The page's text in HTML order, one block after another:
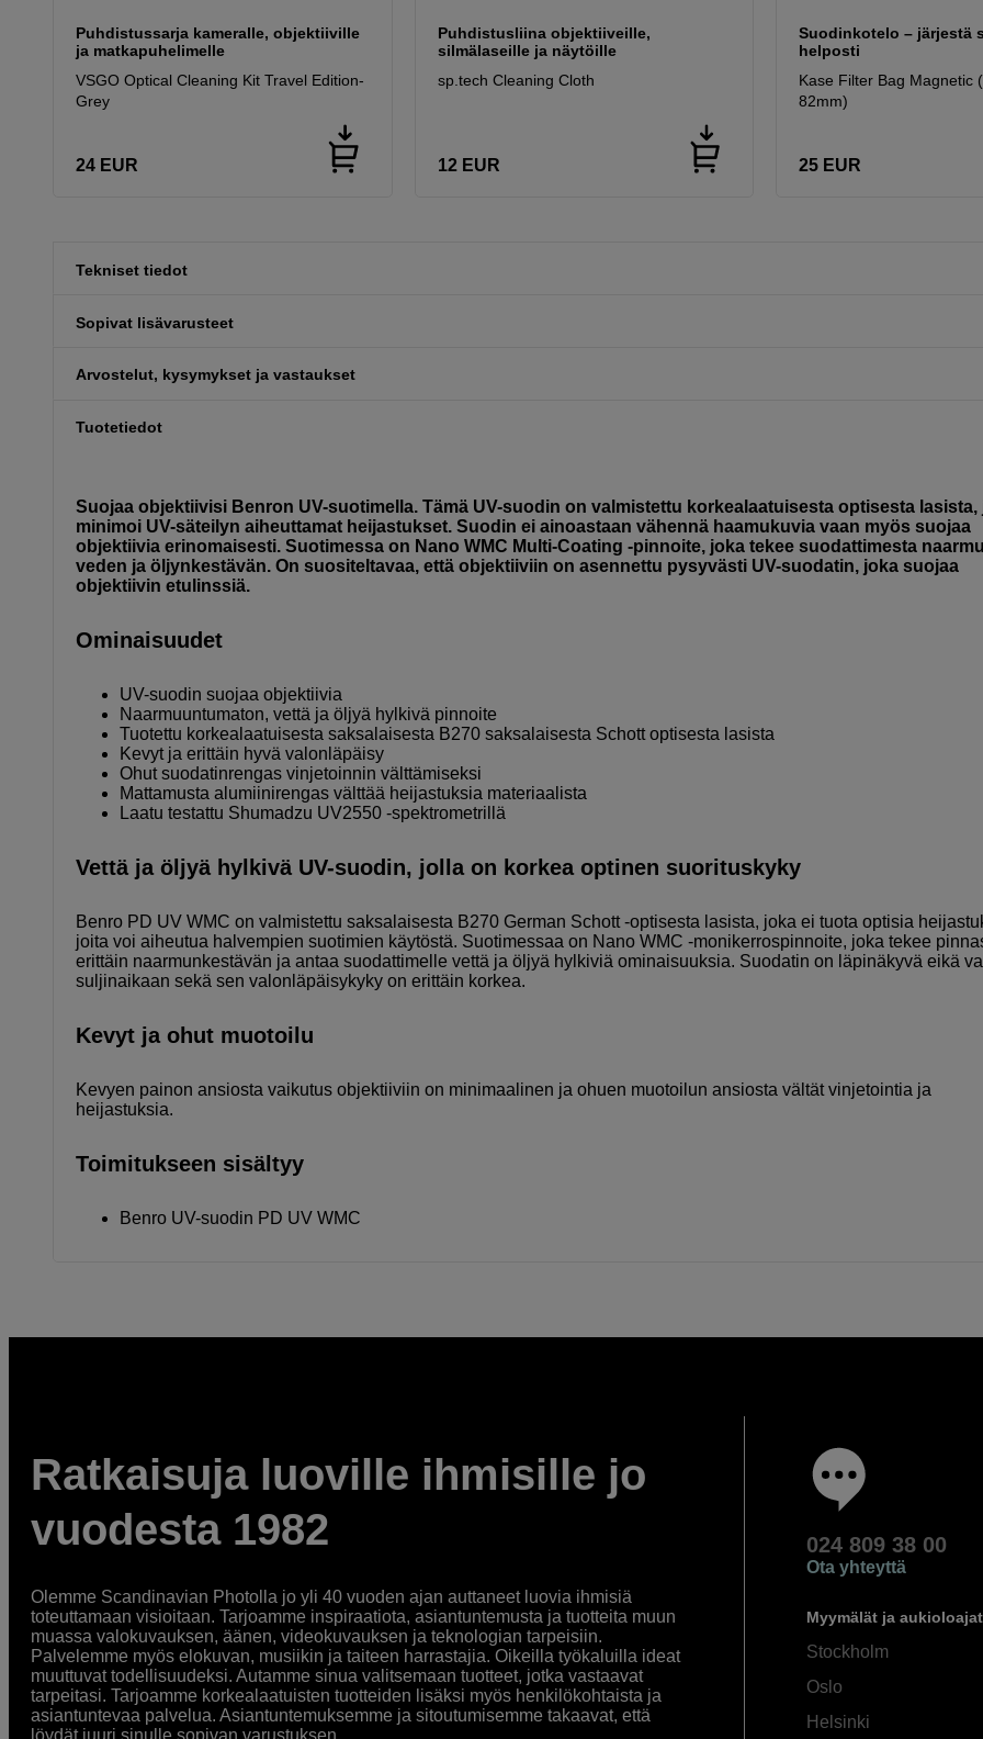
Puhdistussarja kameralle, objektiiville
ja matkapuhelimelle
VSGO Optical Cleaning Kit Travel Edition-
Grey
24 EUR
Puhdistusliina objektiiveille,
silmälaseille ja näytöille
sp.tech Cleaning Cloth
12 EUR
Suodinkotelo – järjestä
helposti
Kase Filter Bag Magnetic
82mm)
25 EUR
Tekniset tiedot
Sopivat lisävarusteet
Arvostelut, kysymykset ja vastaukset
Tuotetiedot
Suojaa objektiivisi Benron UV-suotimella. Tämä UV-suodin on valmistettu korkealaatuisesta optisesta lasista,
minimoi UV-säteilyn aiheuttamat heijastukset. Suodin ei ainoastaan vähennä haamukuvia vaan myös suojaa
objektiivia erinomaisesti. Suotimessa on Nano WMC Multi-Coating -pinnoite, joka tekee suodattimesta
veden ja öljynkestävän. On suositeltavaa, että objektiiviin on asennettu pysyvästi UV-suodatin, joka suojaa
objektiivin etulinssiä.
Ominaisuudet
UV-suodin suojaa objektiivia
Naarmuuntumaton, vettä ja öljyä hylkivä pinnoite
Tuotettu korkealaatuisesta saksalaisesta B270 saksalaisesta Schott optisesta lasista
Kevyt ja erittäin hyvä valonläpäisy
Ohut suodatinrengas vinjetoinnin välttämiseksi
Mattamusta alumiinirengas välttää heijastuksia materiaalista
Laatu testattu Shumadzu UV2550 -spektrometrillä
Vettä ja öljyä hylkivä UV-suodin, jolla on korkea optinen suorituskyky
Benro PD UV WMC on valmistettu saksalaisesta B270 German Schott -optisesta lasista, joka ei tuota optisia
joita voi aiheutua halvempien suotimien käytöstä. Suotimessaa on Nano WMC -monikerrospinnoite, joka tekee
erittäin naarmunkestävän ja antaa suodattimelle vettä ja öljyä hylkiviä ominaisuuksia. Suodatin on läpinäkyvä eikä
suljinaikaan sekä sen valonläpäisykyky on erittäin korkea.
Kevyt ja ohut muotoilu
Kevyen painon ansiosta vaikutus objektiiviin on minimaalinen ja ohuen muotoilun ansiosta vältät vinjetointia ja
heijastuksia.
Toimitukseen sisältyy
Benro UV-suodin PD UV WMC
Ratkaisuja luoville ihmisille jo
vuodesta 1982
Olemme Scandinavian Photolla jo yli 40 vuoden ajan auttaneet luovia ihmisiä
toteuttamaan visioitaan. Tarjoamme inspiraatiota, asiantuntemusta ja tuotteita muun
muassa valokuvauksen, äänen, videokuvauksen ja teknologian tarpeisiin.
Palvelemme myös elokuvan, musiikin ja taiteen harrastajia. Oikeilla työkaluilla ideat
muuttuvat todellisuudeksi. Autamme sinua valitsemaan tuotteet, jotka vastaavat
tarpeitasi. Tarjoamme korkealaatuisten tuotteiden lisäksi myös henkilökohtaista ja
asiantuntevaa palvelua. Asiantuntemuksemme ja sitoutumisemme takaavat, että
löydät juuri sinulle sopivan varustuksen.
024 809 38 00
Ota yhteyttä
Myymälät ja aukioloajat
Stockholm
Oslo
Helsinki